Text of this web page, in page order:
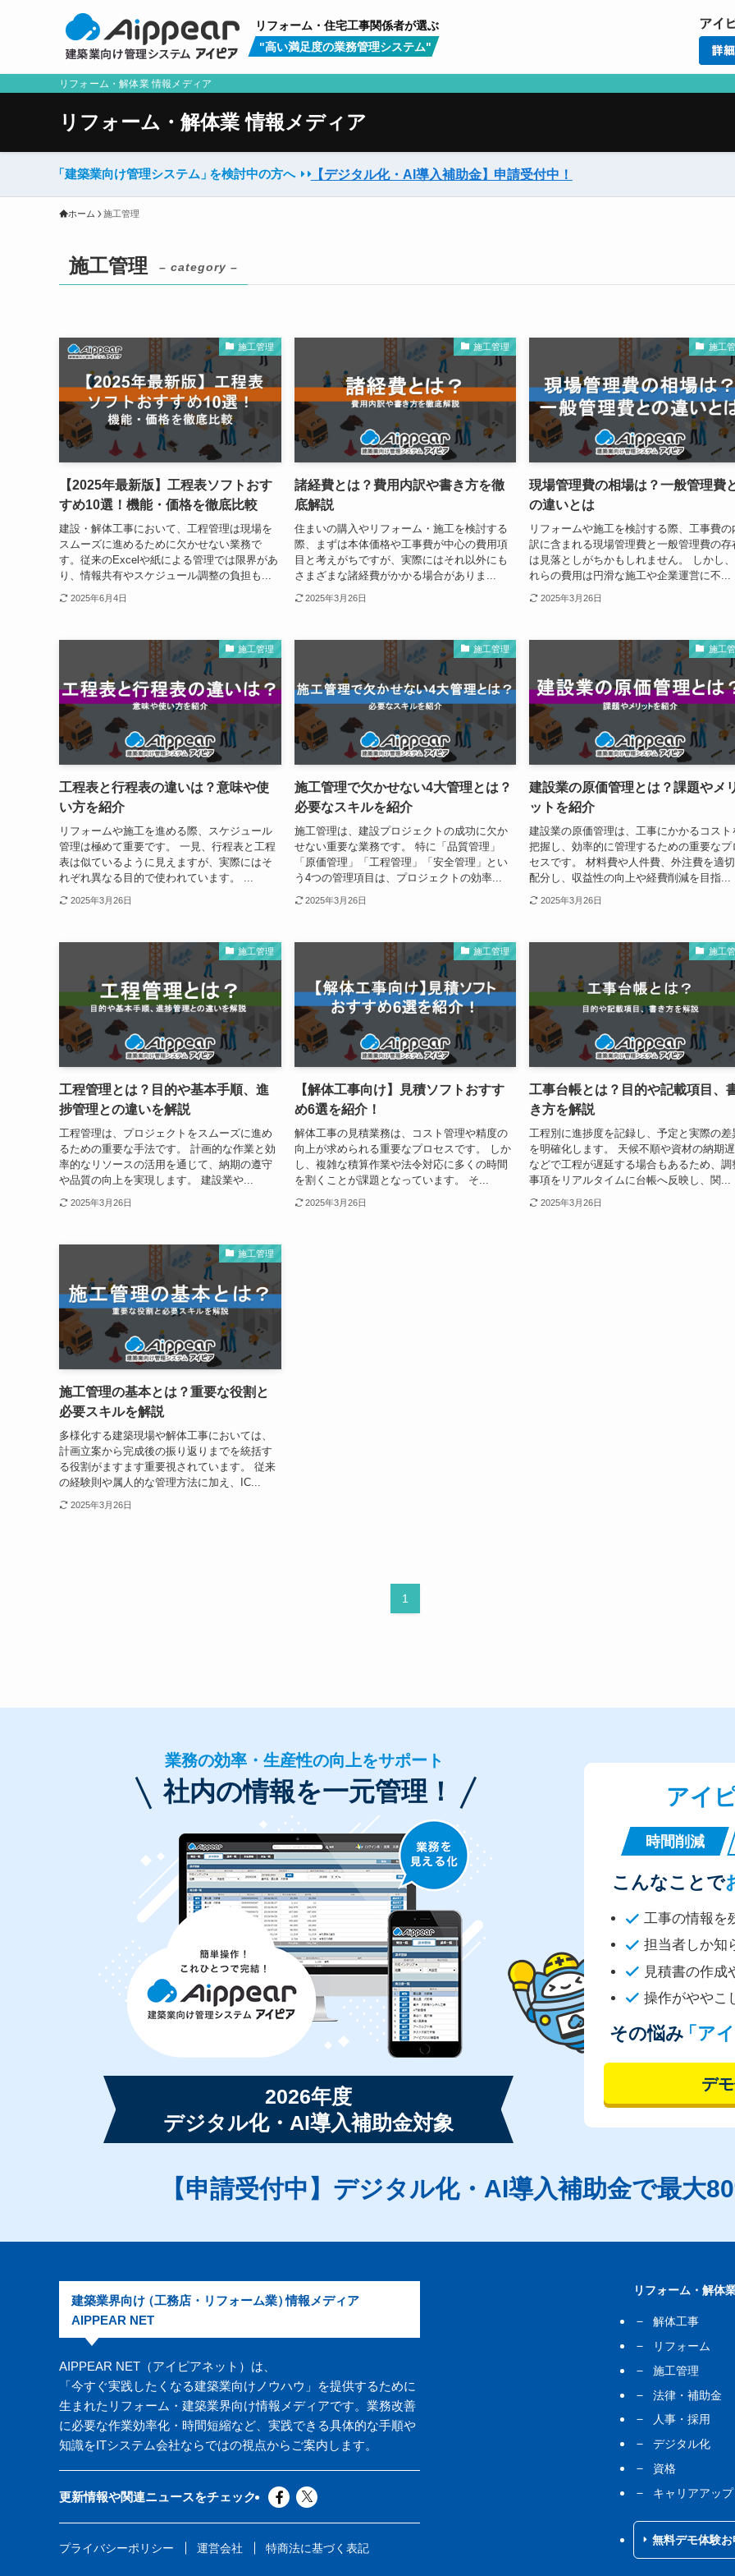
リフォーム・住宅工事関係者が選ぶ
"高い満足度の業務管理システム"
リフォーム・解体業 情報メディア
リフォーム・解体業 情報メディア
「建築業向け管理システム」を検討中の方へ 【デジタル化・AI導入補助金】申請受付中！
ホーム 施工管理
施工管理 – category –
施工管理
【2025年最新版】工程表ソフトおす
すめ10選！機能・価格を徹底比較
建設・解体工事において、工程管理は現場を
スムーズに進めるために欠かせない業務で
す。従来のExcelや紙による管理では限界があ
り、情報共有やスケジュール調整の負担も...
2025年6月4日
施工管理
諸経費とは？費用内訳や書き方を徹
底解説
住まいの購入やリフォーム・施工を検討する
際、まずは本体価格や工事費が中心の費用項
目と考えがちですが、実際にはそれ以外にも
さまざまな諸経費がかかる場合がありま...
2025年3月26日
施工
現場管理費の相場は？一般管理費
の違いとは
リフォームや施工を検討する際、工事費の
訳に含まれる現場管理費と一般管理費の存
は見落としがちかもしれません。 しかし、
れらの費用は円滑な施工や企業運営に不...
2025年3月26日
施工管理
工程表と行程表の違いは？意味や使
い方を紹介
リフォームや施工を進める際、スケジュール
管理は極めて重要です。 一見、行程表と工程
表は似ているように見えますが、実際にはそ
れぞれ異なる目的で使われています。 ...
2025年3月26日
施工管理
施工管理で欠かせない4大管理とは？
必要なスキルを紹介
施工管理は、建設プロジェクトの成功に欠か
せない重要な業務です。 特に「品質管理」
「原価管理」「工程管理」「安全管理」とい
う4つの管理項目は、プロジェクトの効率...
2025年3月26日
施工
建設業の原価管理とは？課題やメ
ットを紹介
建設業の原価管理は、工事にかかるコスト
把握し、効率的に管理するための重要なプ
セスです。 材料費や人件費、外注費を適
配分し、収益性の向上や経費削減を目指...
2025年3月26日
施工管理
工程管理とは？目的や基本手順、進
捗管理との違いを解説
工程管理は、プロジェクトをスムーズに進め
るための重要な手法です。 計画的な作業と効
率的なリソースの活用を通じて、納期の遵守
や品質の向上を実現します。 建設業や...
2025年3月26日
施工管理
【解体工事向け】見積ソフトおすす
め6選を紹介！
解体工事の見積業務は、コスト管理や精度の
向上が求められる重要なプロセスです。 しか
し、複雑な積算作業や法令対応に多くの時間
を割くことが課題となっています。 そ...
2025年3月26日
施工
工事台帳とは？目的や記載項目、
き方を解説
工程別に進捗度を記録し、予定と実際の差
を明確化します。 天候不順や資材の納期
などで工程が遅延する場合もあるため、調
事項をリアルタイムに台帳へ反映し、関...
2025年3月26日
施工管理
施工管理の基本とは？重要な役割と
必要スキルを解説
多様化する建築現場や解体工事においては、
計画立案から完成後の振り返りまでを統括す
る役割がますます重要視されています。 従来
の経験則や属人的な管理方法に加え、IC...
2025年3月26日
1
業務の効率・生産性の向上をサポート
社内の情報を一元管理！
2026年度
デジタル化・AI導入補助金対象
【申請受付中】 デジタル化・AI導入補助金で最大
アイ
時間削減
こんなことで
工事の情報を
担当者しか知
見積書の作
操作がややこ
その悩み「ア
デ
建築業界向け（工務店・リフォーム業）情報メディア
AIPPEAR NET
AIPPEAR NET（アイピアネット）は、
「今すぐ実践したくなる建築業向けノウハウ」を提供するために
生まれたリフォーム・建築業界向け情報メディアです。業務改善
に必要な作業効率化・時間短縮など、実践できる具体的な手順や
知識をITシステム会社ならではの視点からご案内します。
更新情報や関連ニュースをチェック
プライバシーポリシー 運営会社 特商法に基づく表記
リフォーム・解体
解体工事
リフォーム
施工管理
法律・補助金
人事・採用
デジタル化
資格
キャリアアップ
無料デモ体験